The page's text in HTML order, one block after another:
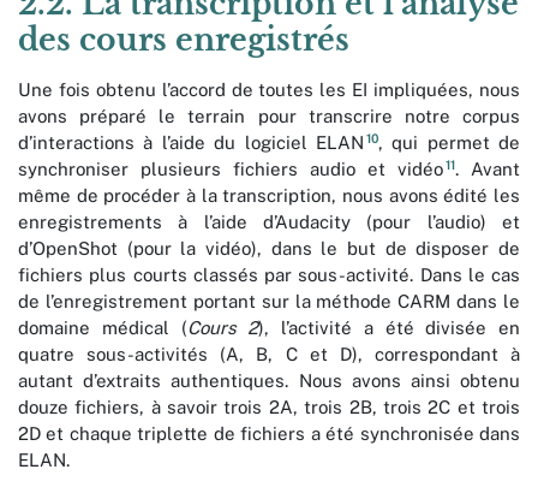
des cours enregistrés
Une fois obtenu l’accord de toutes les EI impliquées, nous
avons préparé le terrain pour transcrire notre corpus
d’interactions à l’aide du logiciel ELAN 10, qui permet de
synchroniser plusieurs fichiers audio et vidéo11. Avant
même de procéder à la transcription, nous avons édité les
enregistrements à l’aide d’Audacity (pour l’audio) et
d’OpenShot (pour la vidéo), dans le but de disposer de
fichiers plus courts classés par sous-activité. Dans le cas
de l’enregistrement portant sur la méthode CARM dans le
domaine médical (Cours 2), l’activité a été
divisée en
quatre sous-activités (A, B, C et D), correspondant à
autant d’extraits authentiques. Nous avons ainsi obtenu
douze fichiers, à savoir trois 2A, trois 2B, trois 2C et trois
2D et chaque triplette de fichiers a été synchronisée dans
ELAN.